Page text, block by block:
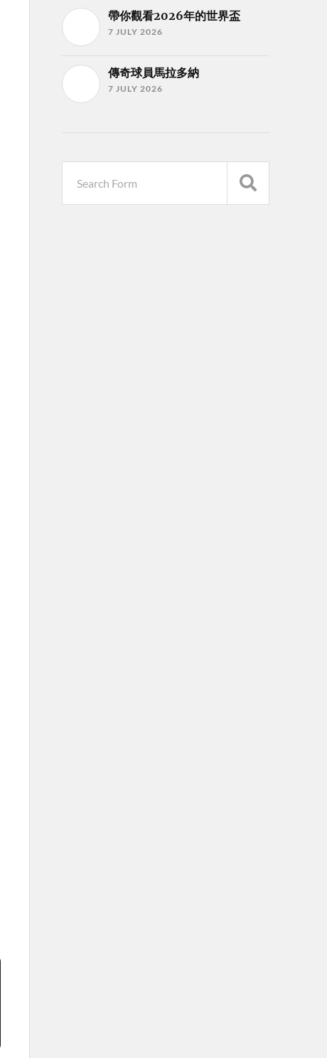
帶你觀看2026年的世界盃
7 JULY 2026
傳奇球員馬拉多納
7 JULY 2026